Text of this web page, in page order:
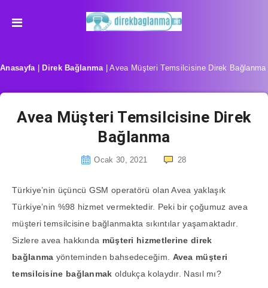
Anasayfa| Direk Bağlanma|Avea Müşteri Temsilcisine Direk Bağlanma
Avea Müşteri Temsilcisine Direk
Bağlanma
Ocak 30, 2021 28
Türkiye’nin üçüncü GSM operatörü olan Avea yaklaşık
Türkiye’nin %98 hizmet vermektedir. Peki bir çoğumuz avea
müşteri temsilcisine bağlanmakta sıkıntılar yaşamaktadır.
Sizlere avea hakkında müşteri hizmetlerine direk
bağlanma yönteminden bahsedeceğim. Avea müşteri
temsilcisine bağlanmak oldukça kolaydır. Nasıl mı?